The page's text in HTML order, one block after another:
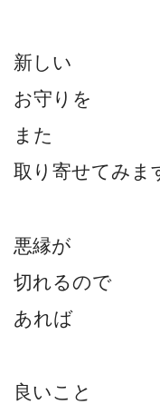
新しい
お守りを
また
取り寄せてみま
悪縁が
切れるので
あれば
良いこと